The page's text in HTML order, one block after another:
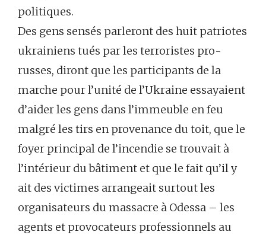
politiques.
Des gens sensés parleront des huit patriotes
ukrainiens tués par les terroristes pro-
russes, diront que les participants de la
marche pour l’unité de l’Ukraine essayaient
d’aider les gens dans l’immeuble en feu
malgré les tirs en provenance du toit, que le
foyer principal de l’incendie se trouvait à
l’intérieur du bâtiment et que le fait qu’il y
ait des victimes arrangeait surtout les
organisateurs du massacre à Odessa – les
agents et provocateurs professionnels au